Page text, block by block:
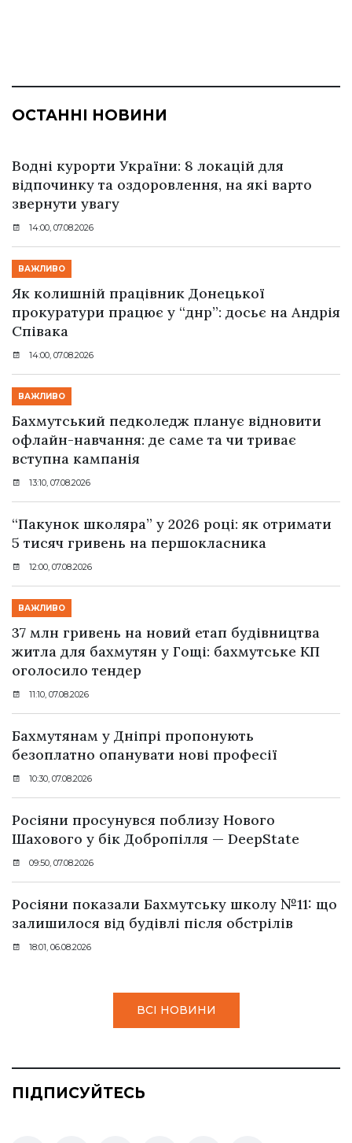
ОСТАННІ НОВИНИ
Водні курорти України: 8 локацій для
відпочинку та оздоровлення, на які варто
звернути увагу
14:00, 07.08.2026
ВАЖЛИВО
Як колишній працівник Донецької
прокуратури працює у “днр”: досьє на Андрія
Співака
14:00, 07.08.2026
ВАЖЛИВО
Бахмутський педколедж планує відновити
офлайн-навчання: де саме та чи триває
вступна кампанія
13:10, 07.08.2026
“Пакунок школяра” у 2026 році: як отримати
5 тисяч гривень на першокласника
12:00, 07.08.2026
ВАЖЛИВО
37 млн гривень на новий етап будівництва
житла для бахмутян у Гощі: бахмутське КП
оголосило тендер
11:10, 07.08.2026
Бахмутянам у Дніпрі пропонують
безоплатно опанувати нові професії
10:30, 07.08.2026
Росіяни просунувся поблизу Нового
Шахового у бік Добропілля — DeepState
09:50, 07.08.2026
Росіяни показали Бахмутську школу №11: що
залишилося від будівлі після обстрілів
18:01, 06.08.2026
ВСІ НОВИНИ
ПІДПИСУЙТЕСЬ